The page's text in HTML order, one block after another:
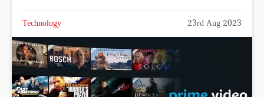
Technology 23rd Aug 2023